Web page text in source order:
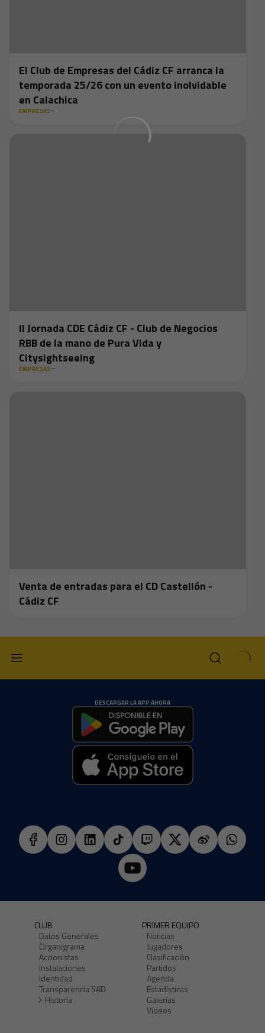
El Club de Empresas del Cádiz CF arranca la
temporada 25/26 con un evento inolvidable
en Calachica
EMPRESAS
II Jornada CDE Cádiz CF - Club de Negocios
RBB de la mano de Pura Vida y
Citysightseeing
EMPRESAS
Venta de entradas para el CD Castellón -
Cádiz CF
DESCARGAR LA APP AHORA
CLUB
Datos Generales
Organigrama
Accionistas
Instalaciones
Identidad
Transparencia SAD
Historia
PRIMER EQUIPO
Noticias
Jugadores
Clasificación
Partidos
Agenda
Estadísticas
Galerías
Vídeos